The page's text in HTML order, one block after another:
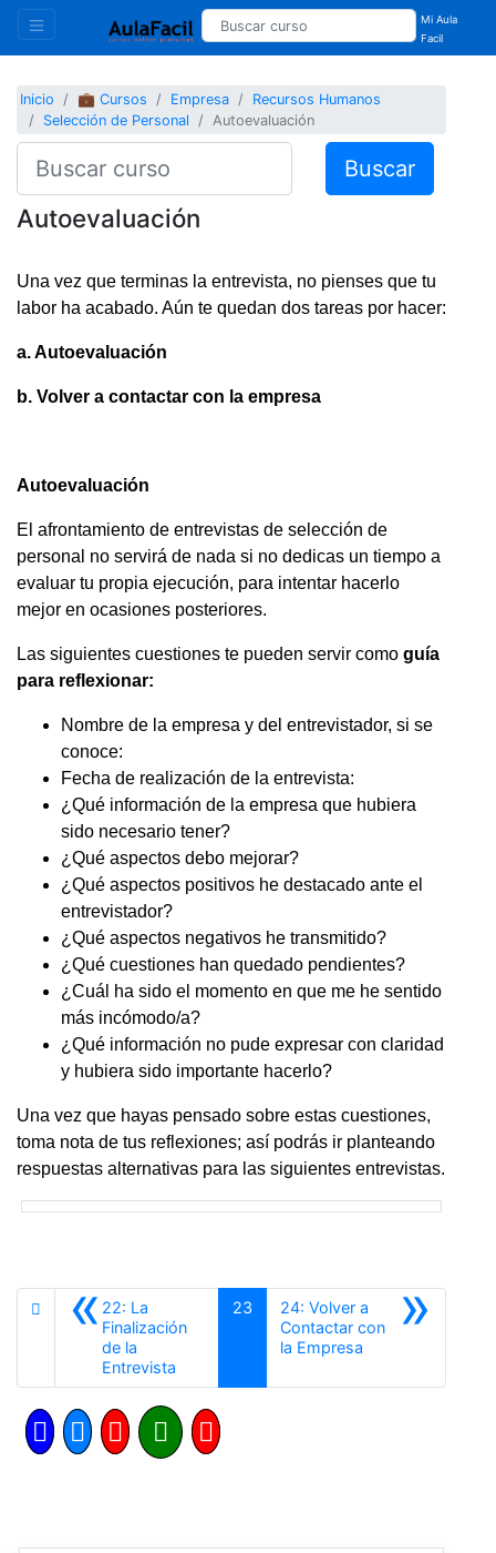
Mi Aula
Facil
Inicio 💼 Cursos Empresa
Recursos Humanos
Selección de Personal
Autoevaluación
Buscar
Autoevaluación
Una vez que terminas la entrevista, no pienses que tu
labor ha acabado. Aún te quedan dos tareas por hacer:
a. Autoevaluación
b. Volver a contactar con la empresa
Autoevaluación
El afrontamiento de entrevistas de selección de
personal no servirá de nada si no dedicas un tiempo a
evaluar tu propia ejecución, para intentar hacerlo
mejor en ocasiones posteriores.
Las siguientes cuestiones te pueden servir como guía
para reflexionar:
Nombre de la empresa y del entrevistador, si se
conoce:
Fecha de realización de la entrevista:
¿Qué información de la empresa que hubiera
sido necesario tener?
¿Qué aspectos debo mejorar?
¿Qué aspectos positivos he destacado ante el
entrevistador?
¿Qué aspectos negativos he transmitido?
¿Qué cuestiones han quedado pendientes?
¿Cuál ha sido el momento en que me he sentido
más incómodo/a?
¿Qué información no pude expresar con claridad
y hubiera sido importante hacerlo?
Una vez que hayas pensado sobre estas cuestiones,
toma nota de tus reflexiones; así podrás ir planteando
respuestas alternativas para las siguientes entrevistas.
«22: La
Finalización
de la
Entrevista
23 »
24: Volver a
Contactar con
la EmpresaSiguiente